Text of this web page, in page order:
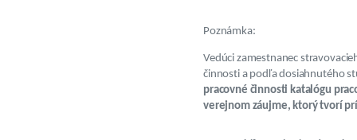
Poznámka:
Vedúci zamestnanec
činnosti a podľa dosiahnutého
pracovné činnosti katalógu
verejnom záujme, ktorý tvorí